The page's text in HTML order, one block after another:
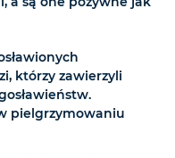
którzy zawierzyli
pielgrzymowaniu